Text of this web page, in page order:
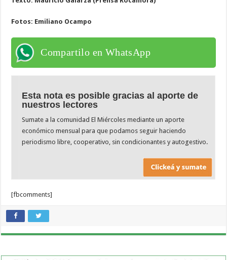
Fotos: Emiliano Ocampo
Compartilo en WhatsApp
Esta nota es posible gracias al aporte de
nuestros lectores
Sumate a la comunidad El Miércoles mediante un aporte
económico mensual para que podamos seguir haciendo
periodismo libre, cooperativo, sin condicionantes y autogestivo.
[fbcomments]